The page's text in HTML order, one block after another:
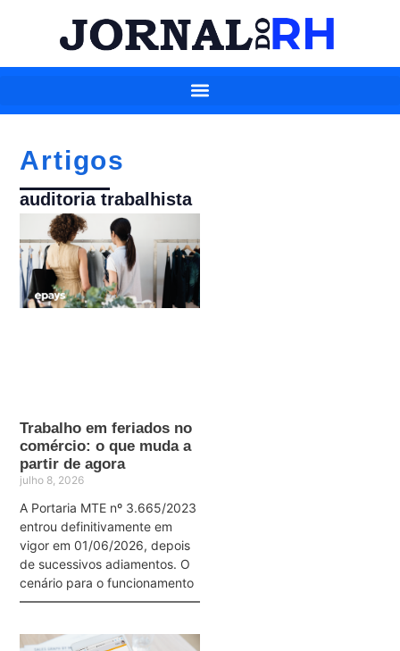
Artigos
auditoria trabalhista
Trabalho em feriados no
comércio: o que muda a
partir de agora
julho 8, 2026
A Portaria MTE nº 3.665/2023
entrou definitivamente em
vigor em 01/06/2026, depois
de sucessivos adiamentos. O
cenário para o funcionamento